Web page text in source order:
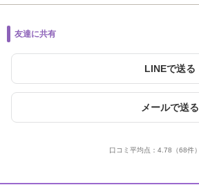
友達に共有
LINEで送る
メールで送る
口コミ平均点： 4.78 （68件）